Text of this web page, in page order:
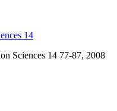
14
Sciences 14 77-87, 2008